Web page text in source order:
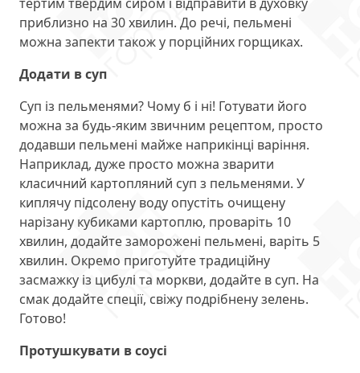
приблизно на 30 хвилин. До речі, пельмені
можна запекти також у порційних горщиках.
Додати в суп
Суп із пельменями? Чому б і ні! Готувати його
можна за будь-яким звичним рецептом, просто
додавши пельмені майже наприкінці варіння.
Наприклад, дуже просто можна зварити
класичний картопляний суп з пельменями. У
киплячу підсолену воду опустіть очищену
нарізану кубиками картоплю, проваріть 10
хвилин, додайте заморожені пельмені, варіть 5
хвилин. Окремо приготуйте традиційну
засмажку із цибулі та моркви, додайте в суп. На
смак додайте спеції, свіжу подрібнену зелень.
Готово!
Протушкувати в соусі